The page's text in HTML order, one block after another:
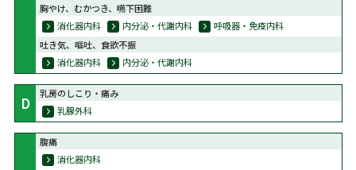
胸やけ、むかつき、嚥下困難
消化器内科
内分泌・代謝内科
呼吸器・免疫内科
吐き気、嘔吐、食欲不振
消化器内科
内分泌・代謝内科
D
乳房のしこり・痛み
乳腺外科
腹痛
消化器内科